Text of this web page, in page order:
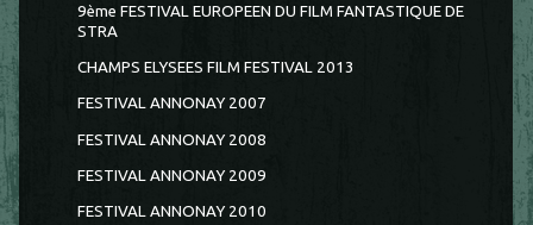
9ème FESTIVAL EUROPEEN DU FILM FANTASTIQUE DE
STRA
CHAMPS ELYSEES FILM FESTIVAL 2013
FESTIVAL ANNONAY 2007
FESTIVAL ANNONAY 2008
FESTIVAL ANNONAY 2009
FESTIVAL ANNONAY 2010